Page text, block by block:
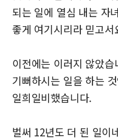
되는 일에 열심 내는 자
좋게 여기시리라 믿고서
이전에는 이러지 않았
기뻐하시는 일을 하는
일희일비했습니다.
벌써 12년도 더 된 일이